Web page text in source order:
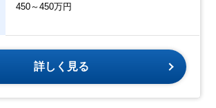
450～450万円
詳しく見る